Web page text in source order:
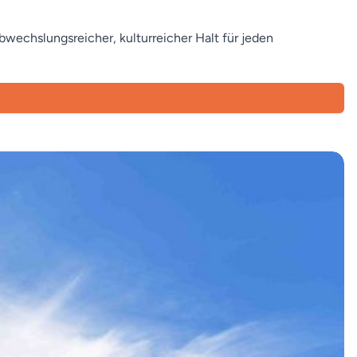
kulturreicher Halt für jeden